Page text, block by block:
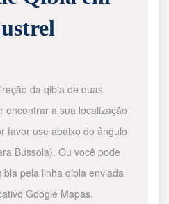
da qibla de duas
encontrar a sua localização
favor use abaixo do ângulo
Bússola). Ou você pode
pela linha qibla enviada
Google Mapas.